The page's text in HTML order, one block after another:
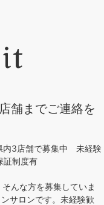
舗までご連絡を
3店舗で募集中 未経験
制度有
んな方を募集していま
サロンです。未経験歓